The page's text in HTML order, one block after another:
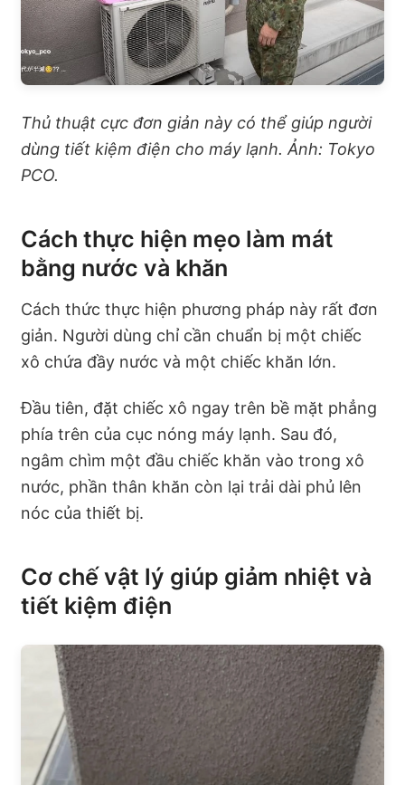
Thủ thuật cực đơn giản này có thể giúp người
dùng tiết kiệm điện cho máy lạnh. Ảnh: Tokyo
PCO.
Cách thực hiện mẹo làm mát
bằng nước và khăn​
Cách thức thực hiện phương pháp này rất đơn
giản. Người dùng chỉ cần chuẩn bị một chiếc
xô chứa đầy nước và một chiếc khăn lớn.
Đầu tiên, đặt chiếc xô ngay trên bề mặt phẳng
phía trên của cục nóng máy lạnh. Sau đó,
ngâm chìm một đầu chiếc khăn vào trong xô
nước, phần thân khăn còn lại trải dài phủ lên
nóc của thiết bị.
Cơ chế vật lý giúp giảm nhiệt và
tiết kiệm điện​